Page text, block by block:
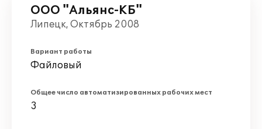
ООО "Альянс-КБ"
Липецк, Октябрь 2008
Вариант работы
Файловый
Общее число автоматизированных рабочих мест
3